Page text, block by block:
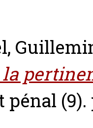
pénal (9).